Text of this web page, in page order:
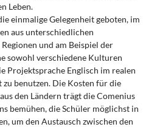
Leben.
einmalige Gelegenheit geboten, im
aus unterschiedlichen
und am Beispiel der
sowohl verschiedene Kulturen
Projektsprache Englisch im realen
benutzen. Die Kosten für die
den Ländern trägt die Comenius
bemühen, die Schüler möglichst in
um den Austausch zwischen den